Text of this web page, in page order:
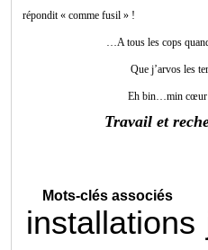
répondit « comme fusil » !
…A tous les cops
Que j’arvos les
Eh bin…min cœur i fait un
Travail et
Mots-clés associés
installations